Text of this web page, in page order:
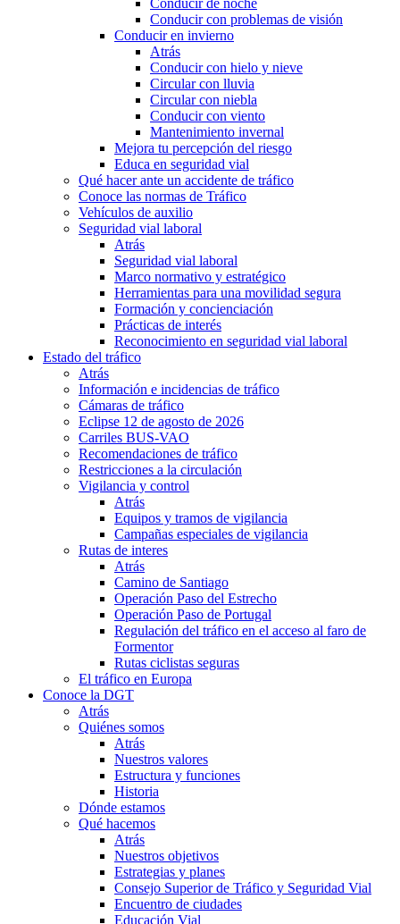
Conducir de noche
Conducir con problemas de visión
Conducir en invierno
Atrás
Conducir con hielo y nieve
Circular con lluvia
Circular con niebla
Conducir con viento
Mantenimiento invernal
Mejora tu percepción del riesgo
Educa en seguridad vial
Qué hacer ante un accidente de tráfico
Conoce las normas de Tráfico
Vehículos de auxilio
Seguridad vial laboral
Atrás
Seguridad vial laboral
Marco normativo y estratégico
Herramientas para una movilidad segura
Formación y concienciación
Prácticas de interés
Reconocimiento en seguridad vial laboral
Estado del tráfico
Atrás
Información e incidencias de tráfico
Cámaras de tráfico
Eclipse 12 de agosto de 2026
Carriles BUS-VAO
Recomendaciones de tráfico
Restricciones a la circulación
Vigilancia y control
Atrás
Equipos y tramos de vigilancia
Campañas especiales de vigilancia
Rutas de interes
Atrás
Camino de Santiago
Operación Paso del Estrecho
Operación Paso de Portugal
Regulación del tráfico en el acceso al faro de
Formentor
Rutas ciclistas seguras
El tráfico en Europa
Conoce la DGT
Atrás
Quiénes somos
Atrás
Nuestros valores
Estructura y funciones
Historia
Dónde estamos
Qué hacemos
Atrás
Nuestros objetivos
Estrategias y planes
Consejo Superior de Tráfico y Seguridad Vial
Encuentro de ciudades
Educación Vial